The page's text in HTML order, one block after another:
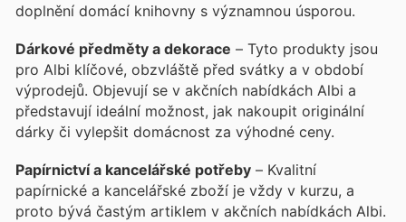
doplnění domácí knihovny s významnou úsporou.
Dárkové předměty a dekorace – Tyto produkty jsou
pro Albi klíčové, obzvláště před svátky a v období
výprodejů. Objevují se v akčních nabídkách Albi a
představují ideální možnost, jak nakoupit originální
dárky či vylepšit domácnost za výhodné ceny.
Papírnictví a kancelářské potřeby – Kvalitní
papírnické a kancelářské zboží je vždy v kurzu, a
proto bývá častým artiklem v akčních nabídkách Albi.